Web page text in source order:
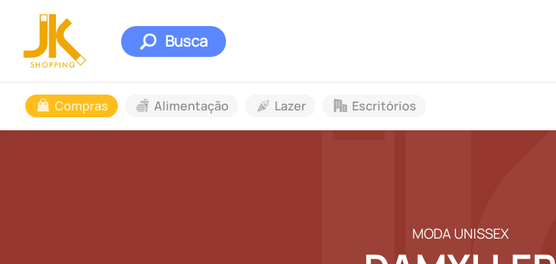
Busca
Compras Alimentação Lazer Escritórios
MODA UNISSEX